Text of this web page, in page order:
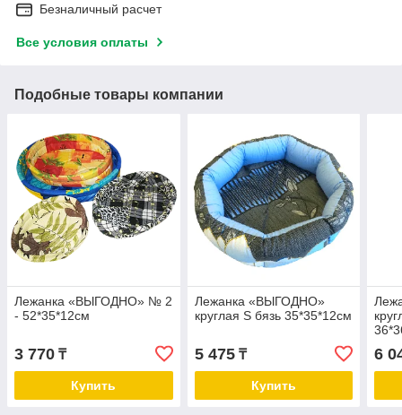
Безналичный расчет
Все условия оплаты
Подобные товары компании
Лежанка «ВЫГОДНО» № 2
- 52*35*12см
3 770 ₸
Купить
Лежанка «ВЫГОДНО»
круглая S бязь 35*35*12см
5 475₸
Купить
6